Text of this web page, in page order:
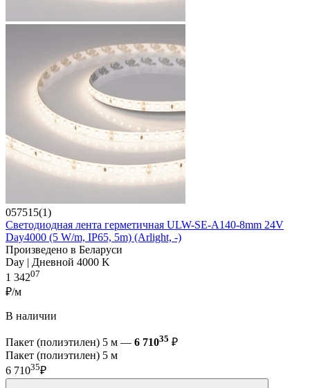
057515(1)
Светодиодная лента герметичная ULW-SE-A140-8mm 24V
Day4000 (5 W/m, IP65, 5m) (Arlight, -)
Произведено в Беларуси
Day | Дневной 4000 K
1 34207
₽/м
В наличии
Пакет (полиэтилен) 5 м — 6 71035 ₽
Пакет (полиэтилен) 5 м
6 71035₽